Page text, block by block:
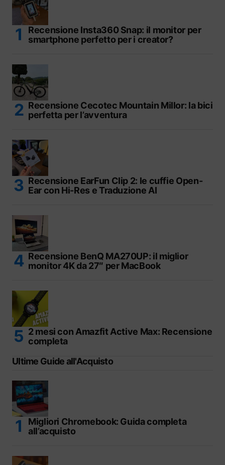
Recensione Insta360 Snap: il monitor per
smartphone perfetto per i creator?
Recensione Cecotec Mountain Millor: la bici
perfetta per l’avventura
Recensione EarFun Clip 2: le cuffie Open-
Ear con Hi-Res e Traduzione AI
Recensione BenQ MA270UP: il miglior
monitor 4K da 27″ per MacBook
2 mesi con Amazfit Active Max: Recensione
completa
Ultime Guide all'Acquisto
Migliori Chromebook: Guida completa
all’acquisto